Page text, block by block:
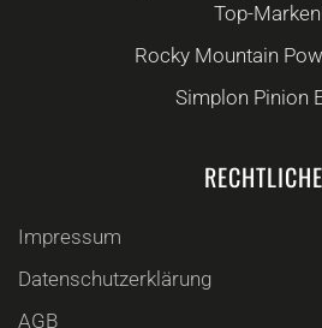
Top-
Rocky Mountain
Simplon Pinion
Impressum
Datenschutzerklärung
AGB